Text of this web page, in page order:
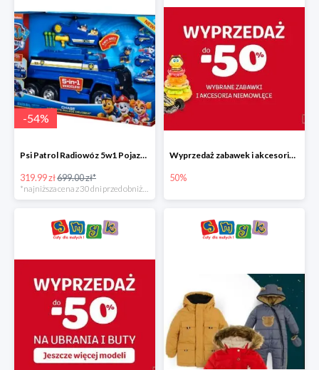
-54%
Psi Patrol Radiowóz 5w1 Pojazd ratunkowy z figurką Chase'a
319.99 zł699.00 zł*
Wyprzedaż zabawek i akcesoriów niemowlęcych w Smyku do -50%
50%